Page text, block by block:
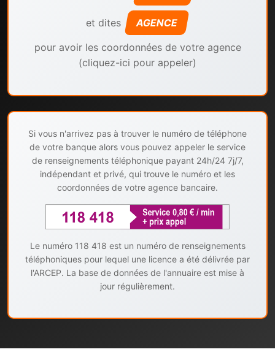
et dites AGENCE
pour avoir les coordonnées de votre agence
(cliquez-ici pour appeler)
Si vous n'arrivez pas à trouver le numéro de téléphone
de votre banque alors vous pouvez appeler le service
de renseignements téléphonique payant 24h/24 7j/7,
indépendant et privé, qui trouve le numéro et les
coordonnées de votre agence bancaire.
Le numéro 118 418 est un numéro de renseignements
téléphoniques pour lequel une licence a été délivrée par
l'ARCEP. La base de données de l'annuaire est mise à
jour régulièrement.